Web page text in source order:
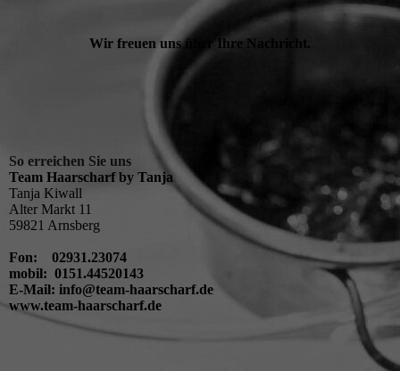
Wir freuen uns über Ihre Nachricht.
So erreichen Sie uns
Team Haarscharf by Tanja
Tanja Kiwall
Alter Markt 11
59821 Arnsberg
Fon: 02931.23074
mobil: 0151.44520143
E-Mail: info@team-haarscharf.de
www.team-haarscharf.de